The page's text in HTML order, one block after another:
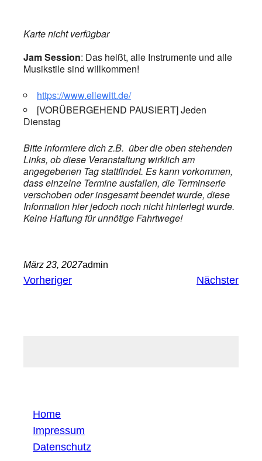
Karte nicht verfügbar
Jam Session: Das heißt, alle Instrumente und alle
Musikstile sind willkommen!
https://www.ellewitt.de/
[VORÜBERGEHEND PAUSIERT] Jeden
Dienstag
Bitte informiere dich z.B. über die oben stehenden
Links, ob diese Veranstaltung wirklich am
angegebenen Tag stattfindet. Es kann vorkommen,
dass einzelne Termine ausfallen, die Terminserie
verschoben oder insgesamt beendet wurde, diese
Information hier jedoch noch nicht hinterlegt wurde.
Keine Haftung für unnötige Fahrtwege!
März 23, 2027admin
Vorheriger Nächster
Home
Impressum
Datenschutz